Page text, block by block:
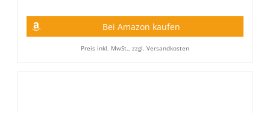
Bei Amazon kaufen
Preis inkl. MwSt., zzgl. Versandkosten